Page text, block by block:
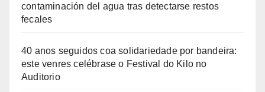
contaminación del agua tras detectarse restos
fecales
40 anos seguidos coa solidariedade por bandeira:
este venres celébrase o Festival do Kilo no
Auditorio